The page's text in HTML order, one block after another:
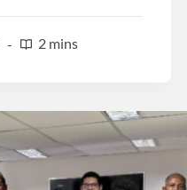
2 mins